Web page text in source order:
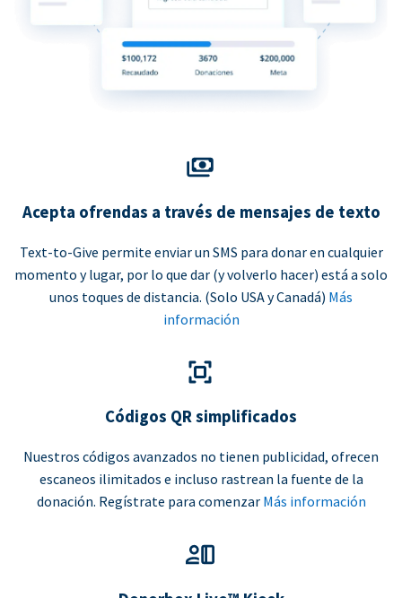
Acepta ofrendas a través de mensajes de texto
Text-to-Give permite enviar un SMS para donar en cualquier
momento y lugar, por lo que dar (y volverlo hacer) está a solo
unos toques de distancia. (Solo USA y Canadá) Más
información
Códigos QR simplificados
Nuestros códigos avanzados no tienen publicidad, ofrecen
escaneos ilimitados e incluso rastrean la fuente de la
donación. Regístrate para comenzar Más información